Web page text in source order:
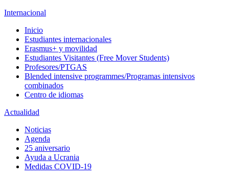
Internacional
Inicio
Estudiantes internacionales
Erasmus+ y movilidad
Estudiantes Visitantes (Free Mover Students)
Profesores/PTGAS
Blended intensive programmes/Programas intensivos
combinados
Centro de idiomas
Actualidad
Noticias
Agenda
25 aniversario
Ayuda a Ucrania
Medidas COVID-19